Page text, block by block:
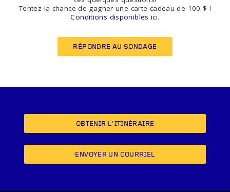
Tentez la chance de gagner une carte cadeau de 100 $ !
Conditions disponibles ici.
RÉPONDRE AU SONDAGE
OBTENIR L’ITINÉRAIRE
ENVOYER UN COURRIEL